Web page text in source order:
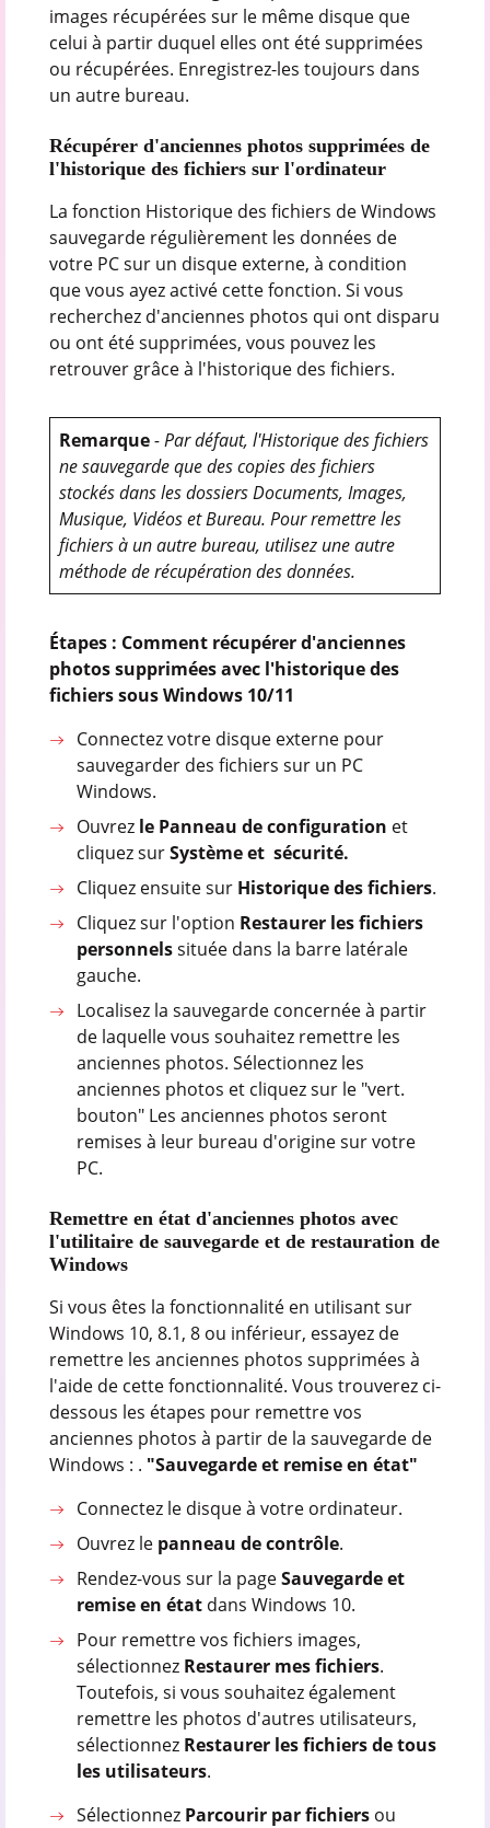
images récupérées sur le même disque que
celui à partir duquel elles ont été supprimées
ou récupérées. Enregistrez-les toujours dans
un autre bureau.
Récupérer d'anciennes photos supprimées de
l'historique des fichiers sur l'ordinateur
La fonction Historique des fichiers de Windows
sauvegarde régulièrement les données de
votre PC sur un disque externe, à condition
que vous ayez activé cette fonction. Si vous
recherchez d'anciennes photos qui ont disparu
ou ont été supprimées, vous pouvez les
retrouver grâce à l'historique des fichiers.
Remarque- Par défaut, l'Historique des fichiers
ne sauvegarde que des copies des fichiers
stockés dans les dossiers Documents, Images,
Musique, Vidéos et Bureau. Pour remettre les
fichiers à un autre bureau, utilisez une autre
méthode de récupération des données.
Étapes : Comment récupérer d'anciennes
photos supprimées avec l'historique des
fichiers sous Windows 10/11
Connectez votre disque externe pour
sauvegarder des fichiers sur un PC
Windows.
Ouvrez le Panneau de configuration et
cliquez surSystème et sécurité.
Cliquez ensuite sur Historique des fichiers.
Cliquez sur l'option Restaurer les fichiers
personnelssituée dans la barre latérale
gauche.
Localisez la sauvegarde concernée à partir
de laquelle vous souhaitez remettre les
anciennes photos. Sélectionnez les
anciennes photos et cliquez sur le "vert.
bouton" Les anciennes photos seront
remises à leur bureau d'origine sur votre
PC.
Remettre en état d'anciennes photos avec
l'utilitaire de sauvegarde et de restauration de
Windows
Si vous êtes la fonctionnalité en utilisant sur
Windows 10, 8.1, 8 ou inférieur, essayez de
remettre les anciennes photos supprimées à
l'aide de cette fonctionnalité. Vous trouverez ci-
dessous les étapes pour remettre vos
anciennes photos à partir de la sauvegarde de
Windows : . "Sauvegarde et remise en état"
Connectez le disque à votre ordinateur.
Ouvrez le panneau de contrôle.
Rendez-vous sur la pageSauvegarde et
remise en état dans Windows 10.
Pour remettre vos fichiers images,
sélectionnez Restaurer mes fichiers.
Toutefois, si vous souhaitez également
remettre les photos d'autres utilisateurs,
sélectionnez Restaurer les fichiers de tous
les utilisateurs.
Sélectionnez Parcourir par fichiers ou